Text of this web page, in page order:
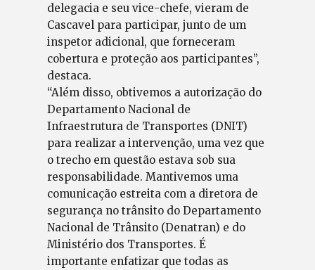
delegacia e seu vice-chefe, vieram de
Cascavel para participar, junto de um
inspetor adicional, que forneceram
cobertura e proteção aos participantes”,
destaca.
“Além disso, obtivemos a autorização do
Departamento Nacional de
Infraestrutura de Transportes (DNIT)
para realizar a intervenção, uma vez que
o trecho em questão estava sob sua
responsabilidade. Mantivemos uma
comunicação estreita com a diretora de
segurança no trânsito do Departamento
Nacional de Trânsito (Denatran) e do
Ministério dos Transportes. É
importante enfatizar que todas as